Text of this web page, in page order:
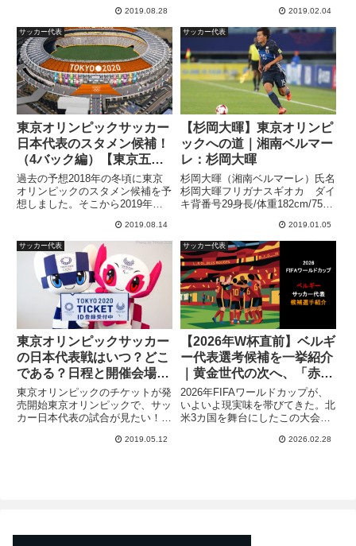
点を積み上げておきたい。また、
名古屋の攻撃陣に陰りが見えてき
ており、守備...
2019.08.28
地埼玉浦和レッズユースから浦和
レッズへ加入したルーキーの橋岡
大樹選手。橋岡大樹選手は突出し
た身体能力...
2019.02.04
サッカー代表
東京オリンピックサッカー
日本代表のスタメン候補！
（4バック編）【東京五
輪】
過去の予想2018年の冬頃に東京
オリンピックのスタメン候補を予
想しました。そこから2019年のJ
カ」などの活動を通し、スタメン
候補が変わってきていますので、
最新版のスタメン候補をご紹介し
ます。過去の予想記事はこち...
2019.08.14
サッカー代表
【杉岡大暉】東京オリンピ
ックへの道｜湘南ベルマー
レ：杉岡大暉
杉岡大暉（湘南ベルマーレ）氏名
杉岡大暉フリガナスギオカ ダイ
キ背番号29身長/体重182cm/75kg
出身地東京湘南ベルマーレ所属の
DF「 杉岡大暉 」選手。名門の市
立船橋高校出身で、高校の同期に
はアルビ...
2019.01.05
サッカー代表
東京オリンピックサッカー
の日本代表戦はいつ？どこ
である？日程と開催会場予
想！【東京五輪サッカー】
東京オリンピックのチケットが発
売開始東京オリンピックで、サッ
カー日本代表の試合が見たい！！
2019年5月9日に東京オリンピッ
2019.05.12
サッカー代表
【2026年W杯直前】ベルギ
ー代表選考候補を一挙紹介
｜黄金世代の次へ、「赤い
悪魔」の新章が始まる
2026年FIFAワールドカップが、
いよいよ現実味を帯びてきた。北
米3カ国を舞台にしたこの大会に
な転換期を迎えている。かつて
2026.02.28